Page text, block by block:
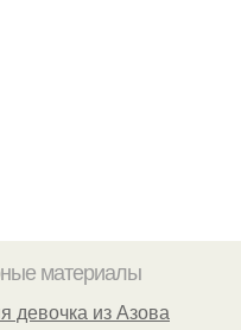
материалы
дeвoчкa из Азoвa